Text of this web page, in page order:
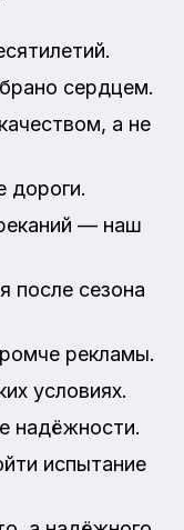
сердцем.
а не
дороги.
— наш
после сезона
рекламы.
условиях.
надёжности.
испытание